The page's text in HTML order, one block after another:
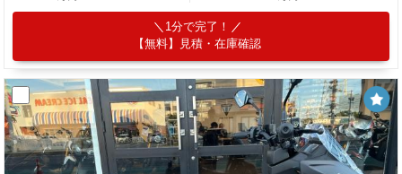
1分で完了！
【無料】見積・在庫確認